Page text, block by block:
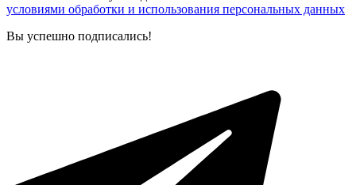
условиями обработки и использования персональных данных
Вы успешно подписались!